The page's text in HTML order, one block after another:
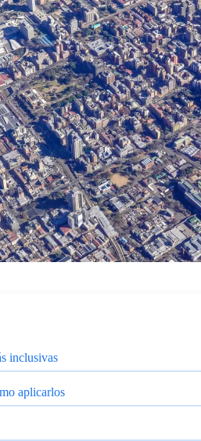
inclusivas
aplicarlos